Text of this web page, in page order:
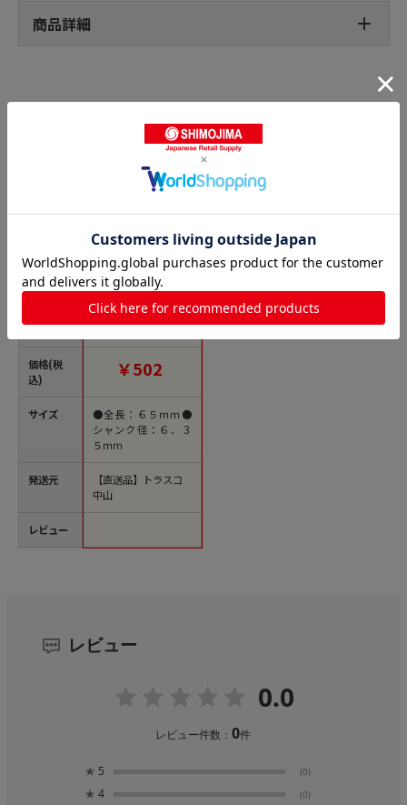
商品詳細
価格(税
込)
サイズ
発送元
レビュー
ラッグ トーションビ
ット テーパースリムX
ビット #3×65mm (2
ック）【直送品】
￥502
●全長：６５ｍｍ●
シャンク径：６．３
５ｍｍ
【直送品】トラスコ
中山
レビュー
0.0
レビュー件数：0件
★ 5 (0)
★ 4 (0)